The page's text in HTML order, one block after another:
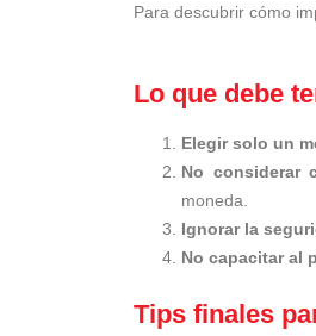
Para descubrir cómo
Lo que debe
Elegir solo un
No considerar
moneda.
Ignorar la
No capacitar al
Tips finales